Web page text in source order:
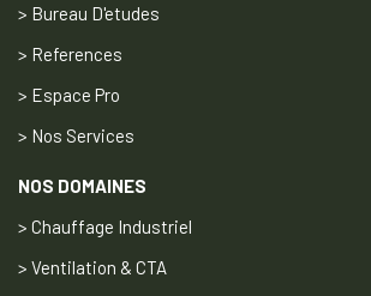
> Bureau D'etudes
> References
> Espace Pro
> Nos Services
NOS DOMAINES
> Chauffage Industriel
> Ventilation & CTA